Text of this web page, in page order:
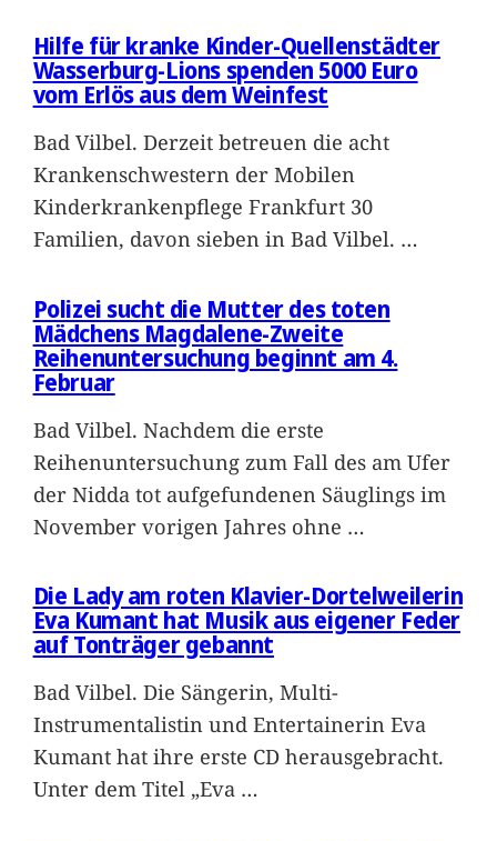
Hilfe für kranke Kinder-Quellenstädter
Wasserburg-Lions spenden 5000 Euro
vom Erlös aus dem Weinfest
Bad Vilbel. Derzeit betreuen die acht
Krankenschwestern der Mobilen
Kinderkrankenpflege Frankfurt 30
Familien, davon sieben in Bad Vilbel. …
Polizei sucht die Mutter des toten
Mädchens Magdalene-Zweite
Reihenuntersuchung beginnt am 4.
Februar
Bad Vilbel. Nachdem die erste
Reihenuntersuchung zum Fall des am Ufer
der Nidda tot aufgefundenen Säuglings im
November vorigen Jahres ohne …
Die Lady am roten Klavier-Dortelweilerin
Eva Kumant hat Musik aus eigener Feder
auf Tonträger gebannt
Bad Vilbel. Die Sängerin, Multi-
Instrumentalistin und Entertainerin Eva
Kumant hat ihre erste CD herausgebracht.
Unter dem Titel „Eva …